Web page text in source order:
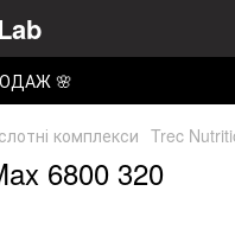
🌸
комплекси Trec
6800 320